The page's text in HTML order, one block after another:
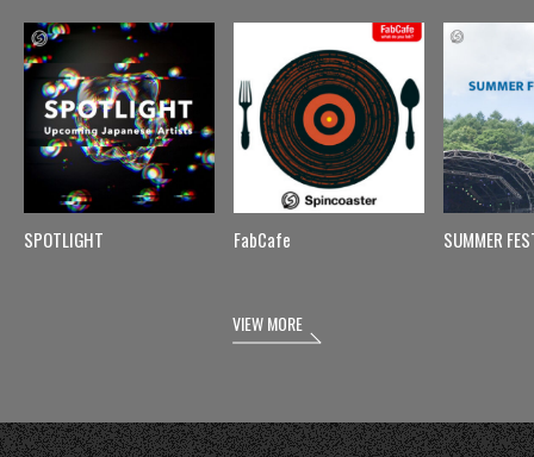
SPOTLIGHT FabCafe SUMMER
VIEW MORE